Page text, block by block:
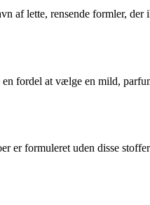
af lette, rensende formler,
fordel at vælge en mild,
er formuleret uden disse